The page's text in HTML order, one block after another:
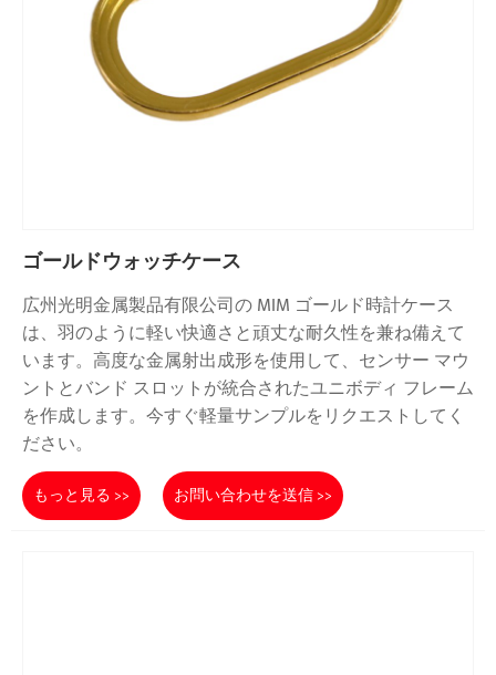
ゴールドウォッチケース
広州光明金属製品有限公司の MIM ゴールド時計ケース
は、羽のように軽い快適さと頑丈な耐久性を兼ね備えて
います。高度な金属射出成形を使用して、センサー マウ
ントとバンド スロットが統合されたユニボディ フレーム
を作成します。今すぐ軽量サンプルをリクエストしてく
ださい。
もっと見る >> お問い合わせを送信 >>